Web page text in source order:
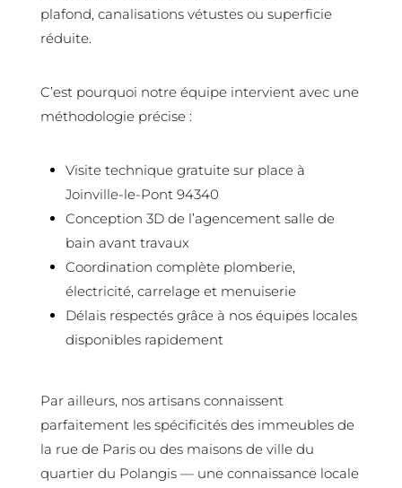
plafond, canalisations vétustes ou superficie
réduite.
C’est pourquoi notre équipe intervient avec une
méthodologie précise :
Visite technique gratuite sur place à
Joinville-le-Pont 94340
Conception 3D de l’agencement salle de
bain avant travaux
Coordination complète plomberie,
électricité, carrelage et menuiserie
Délais respectés grâce à nos équipes locales
disponibles rapidement
Par ailleurs, nos artisans connaissent
parfaitement les spécificités des immeubles de
la rue de Paris ou des maisons de ville du
quartier du Polangis — une connaissance locale